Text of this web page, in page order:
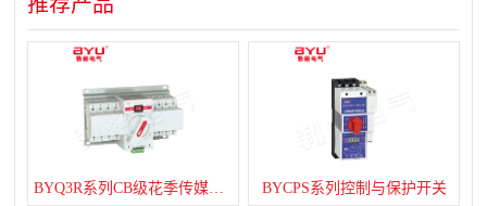
BYQ3R系列CB级花季传媒V3.011黄 BYCPS系列控制与保护开关